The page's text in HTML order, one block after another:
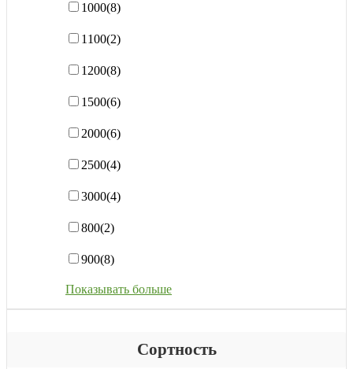
1000(8)
1100(2)
1200(8)
1500(6)
2000(6)
2500(4)
3000(4)
800(2)
900(8)
Показывать больше
Сортность